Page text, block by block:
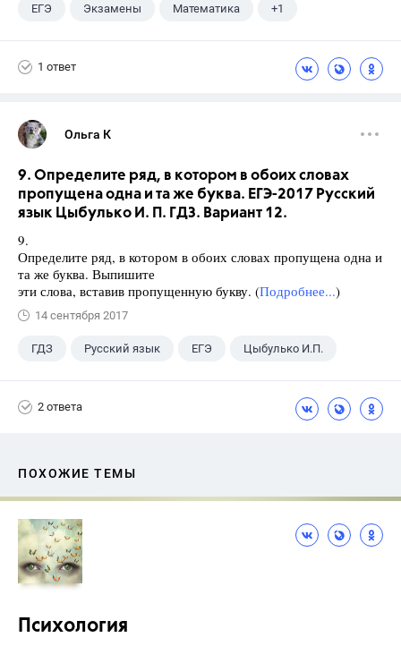
ЕГЭ Экзамены Математика +1
1 ответ
Ольга К
9. Определите ряд, в котором в обоих словах
пропущена одна и та же буква. ЕГЭ-2017 Русский
язык Цыбулько И. П. ГДЗ. Вариант 12.
9.
Определите ряд, в котором в обоих словах пропущена одна и
та же буква. Выпишите
эти слова, вставив пропущенную букву. (Подробнее...)
14 сентября 2017
ГДЗ Русский язык ЕГЭ Цыбулько И.П.
2 ответа
ПОХОЖИЕ ТЕМЫ
Психология